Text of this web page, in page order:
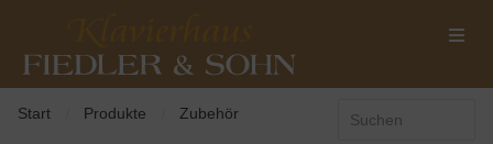
Start Produkte Zubehör